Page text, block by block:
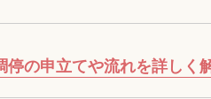
の申立てや流れを詳しく